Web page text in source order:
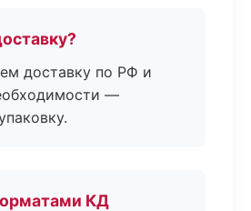
доставку по РФ и
—
КД